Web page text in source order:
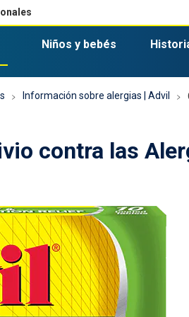
Niños y bebés
Información sobre alergias | Advil
contra las